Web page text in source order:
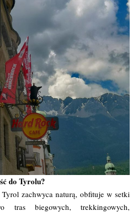
do Tyrolu?
Tyrol zachwyca naturą, obfituje w setki
tras biegowych, trekkingowych,